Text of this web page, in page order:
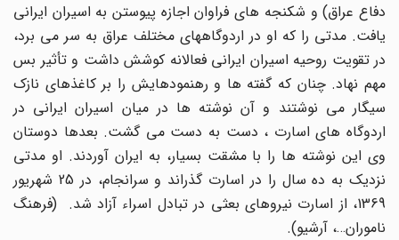
دفاع عراق) و شکنجه های فراوان اجازه پیوستن به اسیران ایرانی
یافت. مدتی را که او در اردوگاههای مختلف عراق به سر می برد،
در تقویت روحیه اسیران ایرانی فعالانه کوشش داشت و تأثیر بس
مهم نهاد. چنان که گفته ها و رهنمودهایش را بر کاغذهای نازک
سیگار می نوشتند و آن نوشته ها در میان اسیران ایرانی در
اردوگاه های اسارت ، دست به دست می گشت. بعدها دوستان
وی این نوشته ها را با مشقت بسیار، به ایران آوردند. او مدتی
نزدیک به ده سال را در اسارت گذراند و سرانجام، در 25 شهریور
1369، از اسارت نیروهای بعثی در تبادل اسراء آزاد شد. (فرهنگ
ناموران…، آرشیو).